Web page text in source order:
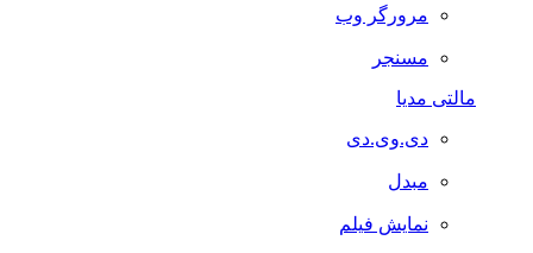
مرورگر وب
مسنجر
مالتی مدیا
دی.وی.دی
مبدل
نمایش فیلم